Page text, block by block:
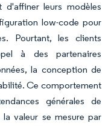
leurs modèles
low-code pour
Pourtant, les clients
à des partenaires
la conception de
Ce comportement
générales de
valeur se mesure par